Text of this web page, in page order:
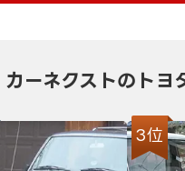
カーネクストのトヨ
3位